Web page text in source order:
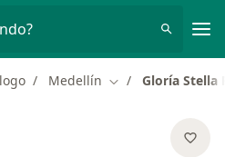
Medellín Cambiar de ciudad
Gloría Stella